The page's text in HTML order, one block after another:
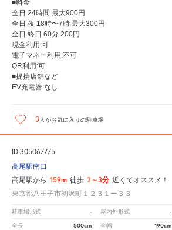
■料金
全日 24時間 最大900円
全日 夜 18時〜7時 最大300円
全日 終日 60分 200円
現金利用:可
電子マネー利用:不可
QR利用:可
■提携店舗など
EV充電器:なし
3 人がお気に入りの駐車場
ID:305067775
高尾駅南口
高尾駅から 159m 徒歩 2～3分 近くてオススメ！
東京都八王子市初沢町１２３１ー３３
駐車場形式 - 屋内外形式 -
全長 500cm 全幅 190cm